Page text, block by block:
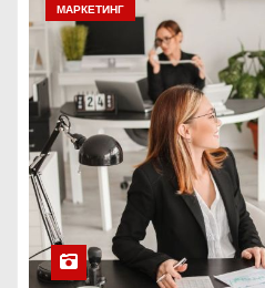
МАРКЕТИНГ